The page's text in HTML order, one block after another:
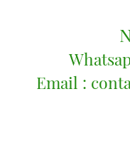
Email :